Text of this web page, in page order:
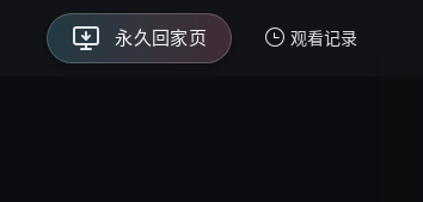
永久回家页
保存不迷路
永久回家页
观看记录